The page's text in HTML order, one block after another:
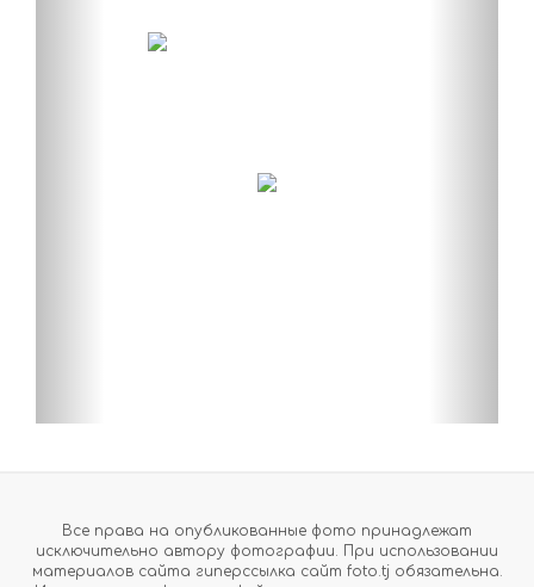
Все права на опубликованные фото принадлежат
исключительно автору фотографии. При использовании
материалов сайта гиперссылка сайт foto.tj обязательна.